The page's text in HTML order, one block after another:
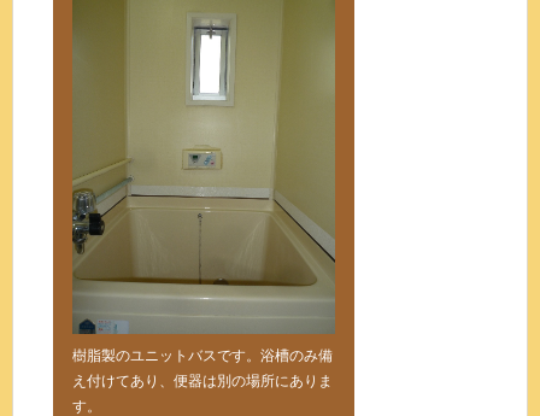
樹脂製のユニットバスです。浴槽のみ備
え付けてあり、便器は別の場所にありま
す。